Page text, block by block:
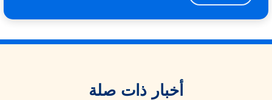
أخبار ذات صلة